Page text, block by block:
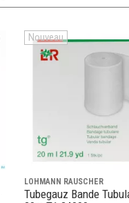
Nouveau
LOHMANN RAUSCHER
Tubegauz Bande